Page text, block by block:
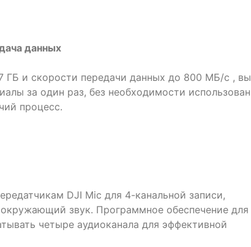
данных
ГБ и скорости передачи данных до 800 МБ/с , вы
за один раз, без необходимости
процесс.
DJI Mic для 4-канальной записи,
звук. Программное обеспечение для
четыре аудиоканала для эффективной